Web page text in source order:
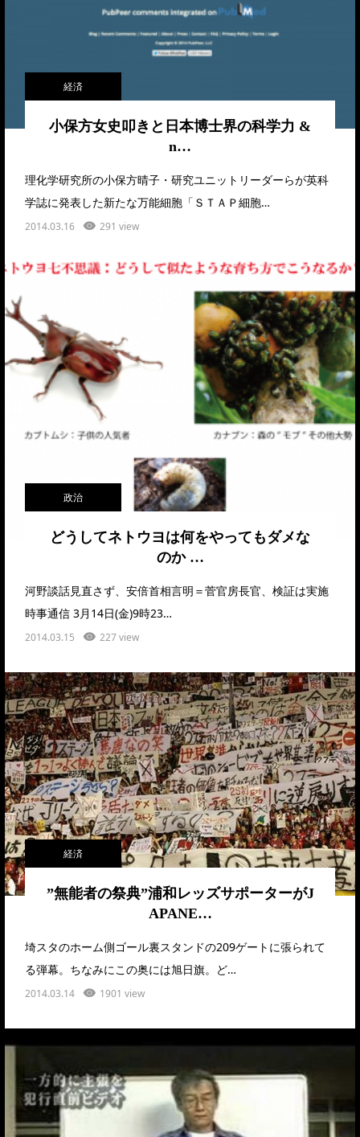
経済
小保方女史叩きと日本博士界の科学力 &
n…
理化学研究所の小保方晴子・研究ユニットリーダーらが英科
学誌に発表した新たな万能細胞「ＳＴＡＰ細胞…
2014.03.16 291 view
政治
どうしてネトウヨは何をやってもダメな
のか …
河野談話見直さず、安倍首相言明＝菅官房長官、検証は実施
時事通信 3月14日(金)9時23…
2014.03.15 227 view
経済
”無能者の祭典”浦和レッズサポーターがJ
APANE…
埼スタのホーム側ゴール裏スタンドの209ゲートに張られて
る弾幕。ちなみにこの奥には旭日旗。ど…
2014.03.14 1901 view